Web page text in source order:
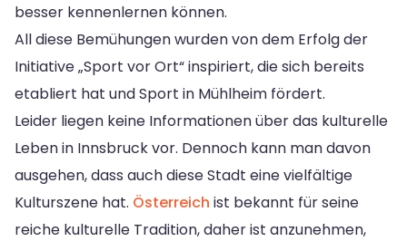
besser kennenlernen können.
All diese Bemühungen wurden von dem Erfolg der
Initiative „Sport vor Ort“ inspiriert, die sich bereits
etabliert hat und Sport in Mühlheim fördert.
Leider liegen keine Informationen über das kulturelle
Leben in Innsbruck vor. Dennoch kann man davon
ausgehen, dass auch diese Stadt eine vielfältige
Kulturszene hat. Österreich ist bekannt für seine
reiche kulturelle Tradition, daher ist anzunehmen,